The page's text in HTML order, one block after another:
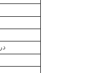
درجة